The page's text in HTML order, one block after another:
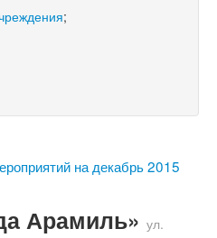
;
на декабрь 2015
Арамиль» ул.